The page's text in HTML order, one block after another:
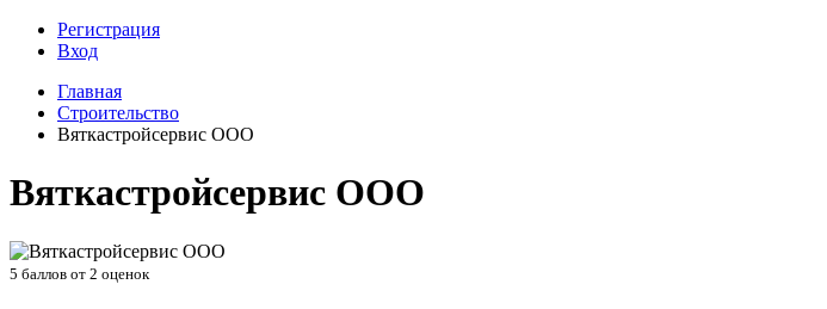
Регистрация
Вход
Главная
Строительство
Вяткастройсервис ООО
Вяткастройсервис ООО
5 баллов от 2 оценок